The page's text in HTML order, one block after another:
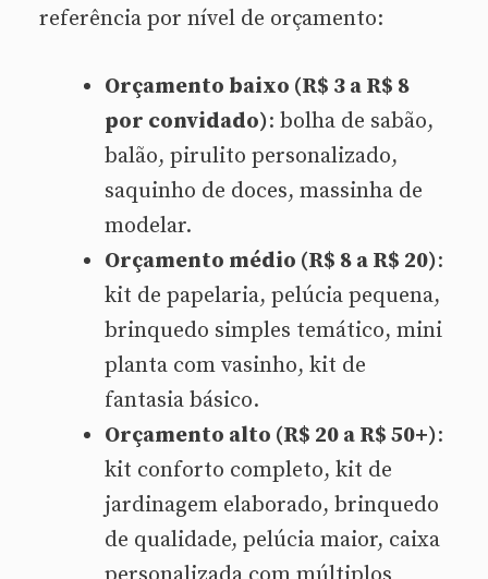
referência por nível de orçamento:
Orçamento baixo (R$ 3 a R$ 8
por convidado): bolha de sabão,
balão, pirulito personalizado,
saquinho de doces, massinha de
modelar.
Orçamento médio (R$ 8 a R$ 20):
kit de papelaria, pelúcia pequena,
brinquedo simples temático, mini
planta com vasinho, kit de
fantasia básico.
Orçamento alto (R$ 20 a R$ 50+):
kit conforto completo, kit de
jardinagem elaborado, brinquedo
de qualidade, pelúcia maior, caixa